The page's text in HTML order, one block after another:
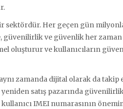
sektördür. Her geçen gün
güvenilirlik ve güvenlik her
oluşturur ve kullanıcıların
zamanda dijital olarak da takip
satış pazarında
IMEI numarasının